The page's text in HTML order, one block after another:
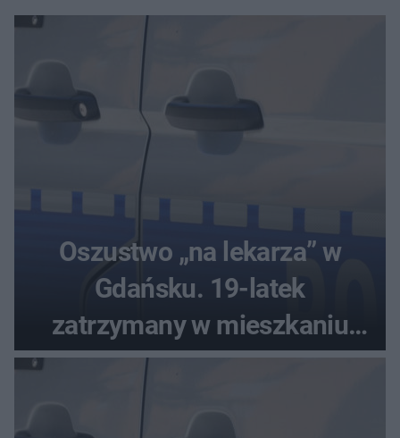
Oszustwo „na lekarza” w
Gdańsku. 19-latek
zatrzymany w mieszkaniu
seniora